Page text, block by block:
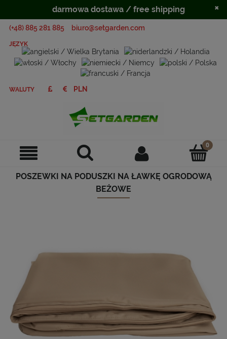
(+48) 885 281 885 biuro@setgarden.com
JĘZYK
WALUTY
POSZEWKI NA PODUSZKI NA ŁAWKĘ OGRODOWĄ
BEŻOWE
darmowa dostawa / free shipping ×